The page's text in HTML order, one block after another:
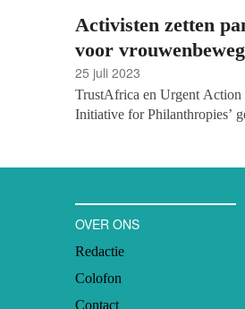
Activisten zetten
voor
25 juli 2023
TrustAfrica en Urgent Action
Initiative for Philanthropies’
OVER ONS
Redactie
Colofon
Contact